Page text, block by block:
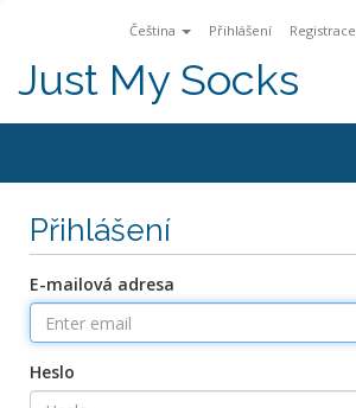
Čeština Přihlášení Registrace
Just My Socks
Přihlášení
E-mailová adresa
Heslo